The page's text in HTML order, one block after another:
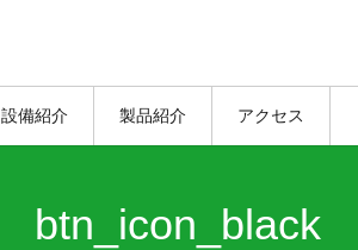
設備紹介 製品紹介 アクセス
btn_icon_black